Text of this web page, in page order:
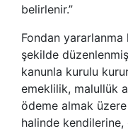
belirlenir.”
Fondan yararlanma
şekilde
kanunla kurulu
emeklilik, malullük
ödeme almak
halinde